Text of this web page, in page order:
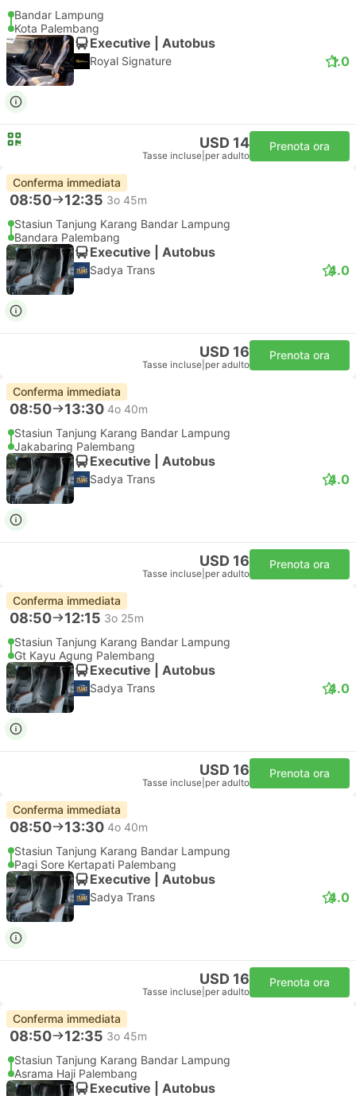
Bandar Lampung
Kota Palembang
Executive | Autobus
Royal Signature 1.0
USD 14
Tasse incluse per adulto
Prenota ora
Conferma immediata
08:50 12:35 3o 45m
Stasiun Tanjung Karang Bandar Lampung
Bandara Palembang
Executive | Autobus
Sadya Trans 4.0
USD 16
Tasse incluse per adulto
Prenota ora
Conferma immediata
08:50 13:30 4o 40m
Stasiun Tanjung Karang Bandar Lampung
Jakabaring Palembang
Executive | Autobus
Sadya Trans 4.0
USD 16
Tasse incluse per adulto
Prenota ora
Conferma immediata
08:50 12:15 3o 25m
Stasiun Tanjung Karang Bandar Lampung
Gt Kayu Agung Palembang
Executive | Autobus
Sadya Trans 4.0
USD 16
Tasse incluse per adulto
Prenota ora
Conferma immediata
08:50 13:30 4o 40m
Stasiun Tanjung Karang Bandar Lampung
Pagi Sore Kertapati Palembang
Executive | Autobus
Sadya Trans 4.0
USD 16
Tasse incluse per adulto
Prenota ora
Conferma immediata
08:50 12:35 3o 45m
Stasiun Tanjung Karang Bandar Lampung
Asrama Haji Palembang
Executive | Autobus